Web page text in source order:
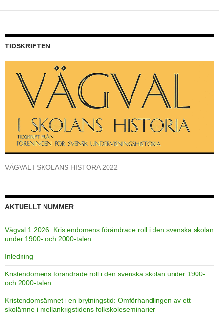
TIDSKRIFTEN
VÄGVAL I SKOLANS HISTORA 2022
AKTUELLT NUMMER
Vägval 1 2026: Kristendomens förändrade roll i den svenska skolan
under 1900- och 2000-talen
Inledning
Kristendomens förändrade roll i den svenska skolan under 1900-
och 2000-talen
Kristendomsämnet i en brytningstid: Omförhandlingen av ett
skolämne i mellankrigstidens folkskoleseminarier